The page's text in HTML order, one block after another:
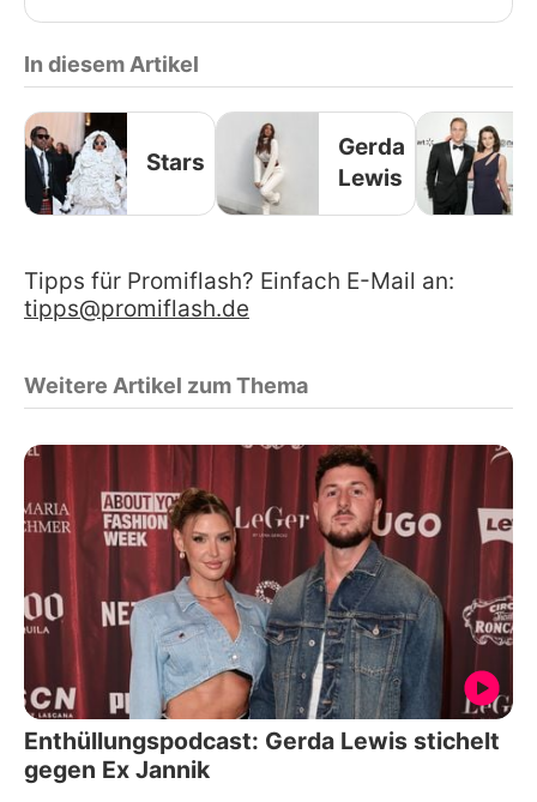
In diesem Artikel
Stars
Gerda
Lewis
Tipps für Promiflash? Einfach E-Mail an:
tipps@promiflash.de
Weitere Artikel zum Thema
Enthüllungspodcast: Gerda Lewis stichelt
gegen Ex Jannik